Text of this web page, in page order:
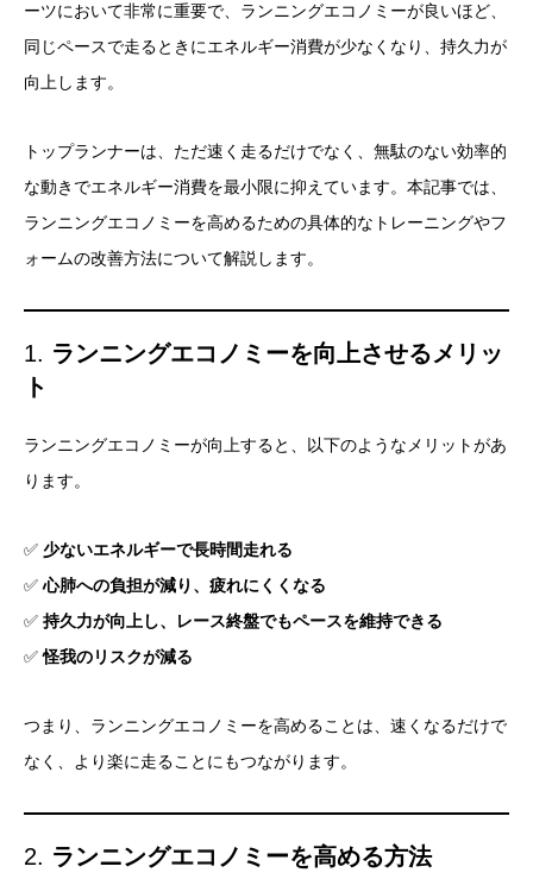
ーツにおいて非常に重要で、ランニングエコノミーが良いほど、
同じペースで走るときにエネルギー消費が少なくなり、持久力が
向上します。
トップランナーは、ただ速く走るだけでなく、無駄のない効率的
な動きでエネルギー消費を最小限に抑えています。本記事では、
ランニングエコノミーを高めるための具体的なトレーニングやフ
ォームの改善方法について解説します。
1. ランニングエコノミーを向上させるメリッ
ト
ランニングエコノミーが向上すると、以下のようなメリットがあ
ります。
✅ 少ないエネルギーで長時間走れる
✅ 心肺への負担が減り、疲れにくくなる
✅ 持久力が向上し、レース終盤でもペースを維持できる
✅怪我のリスクが減る
つまり、ランニングエコノミーを高めることは、速くなるだけで
なく、より楽に走ることにもつながります。
2. ランニングエコノミーを高める方法